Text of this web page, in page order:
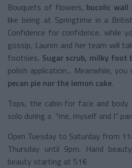
Bouquets of flowers, bucolic wall
like being at Springtime in a
Confidence for confidence, while
gossip, Lauren and her team will
footsies. Sugar scrub, milky foot
polish application... Meanwhile,
pecan pie nor the lemon cake.
Tops, the cabin for face and
solo during a “me, myself and I”
Open Tuesday to Saturday from
Thursday until 9pm. Hand
beauty starting at 51€.